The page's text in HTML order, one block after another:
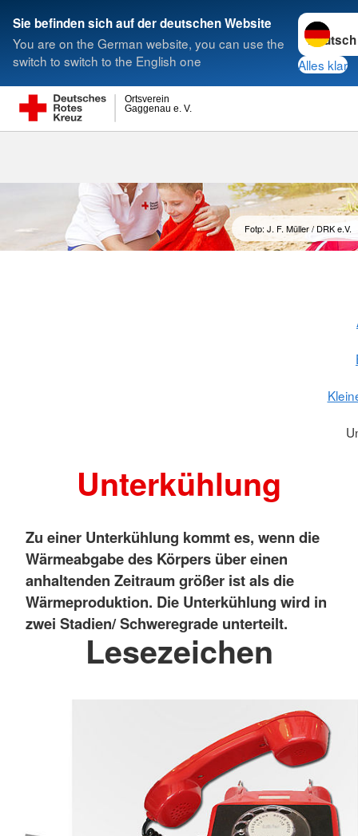
Sie befinden sich auf der deutschen Website
You are on the German website, you can use the
switch to switch to the English one
Sprache
Alles klar
Gaggenau e. V.
Ortsverein
Suche
Fotp: J. F. Müller / DRK e.V.
Unterkühlung
Zu einer Unterkühlung kommt es, wenn die
Wärmeabgabe des Körpers über einen
anhaltenden Zeitraum größer ist als die
Wärmeproduktion. Die Unterkühlung wird in
zwei Stadien/ Schweregrade unterteilt.
Lesezeichen